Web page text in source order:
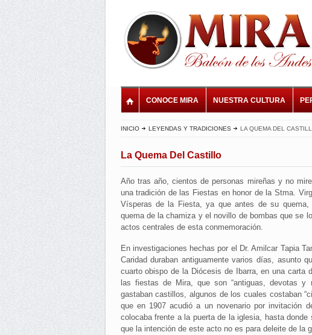
CONOCE MIRA NUESTRA CULTURA
INICIO LEYENDAS Y TRADICIONES LA QUEMA DEL
La Quema Del Castillo
Año tras año, cientos de personas mireñas y no
una tradición de las Fiestas en honor de la Stma.
Vísperas de la Fiesta, ya que antes de su
quema de la chamiza y el novillo de bombas que se
actos centrales de esta conmemoración.
En investigaciones hechas por el Dr. Amilcar Tapia
Caridad duraban antiguamente varios días, asunto
cuarto obispo de la Diócesis de Ibarra, en una carta
las fiestas de Mira, que son “antiguas, devotas
gastaban castillos, algunos de los cuales costaban
que en 1907 acudió a un novenario por invitación
colocaba frente a la puerta de la iglesia, hasta
que la intención de este acto no es para deleite de la